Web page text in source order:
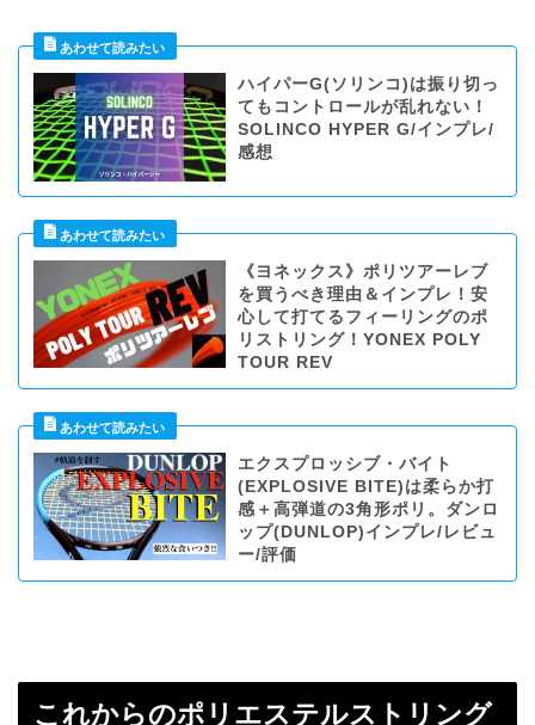
ハイパーG(ソリンコ)は振り切っ
てもコントロールが乱れない！
SOLINCO HYPER G/インプレ/
感想
《ヨネックス》ポリツアーレブ
を買うべき理由＆インプレ！安
心して打てるフィーリングのポ
リストリング！YONEX POLY
TOUR REV
エクスプロッシブ・バイト
(EXPLOSIVE BITE)は柔らか打
感＋高弾道の3角形ポリ。ダンロ
ップ(DUNLOP)インプレ/レビュ
ー/評価
これからのポリエステルストリング